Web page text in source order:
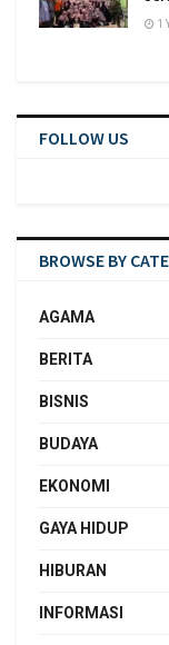
1
FOLLOW US
BROWSE BY
AGAMA
BERITA
BISNIS
BUDAYA
EKONOMI
GAYA HIDUP
HIBURAN
INFORMASI